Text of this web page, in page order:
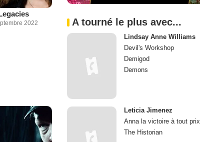
2022 A tourné le plus avec...
Lindsay Anne Williams
Devil's Workshop
Demigod
Demons
Leticia Jimenez
Anna la victoire à tout prix
The Historian